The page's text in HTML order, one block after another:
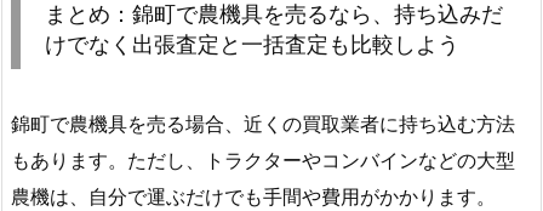
まとめ：錦町で農機具を売るなら、持ち込みだ
けでなく出張査定と一括査定も比較しよう
錦町で農機具を売る場合、近くの買取業者に持ち込む方法
もあります。ただし、トラクターやコンバインなどの大型
農機は、自分で運ぶだけでも手間や費用がかかります。